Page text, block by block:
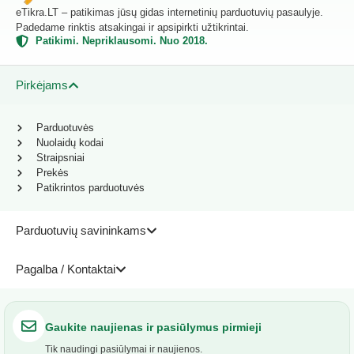
eTikra.LT – patikimas jūsų gidas internetinių parduotuvių pasaulyje.
Padedame rinktis atsakingai ir apsipirkti užtikrintai.
Patikimi. Nepriklausomi. Nuo 2018.
Pirkėjams
Parduotuvių savininkams
Pagalba / Kontaktai
Parduotuvės
Nuolaidų kodai
Straipsniai
Prekės
Patikrintos parduotuvės
Gaukite naujienas ir pasiūlymus pirmieji
Tik naudingi pasiūlymai ir naujienos.